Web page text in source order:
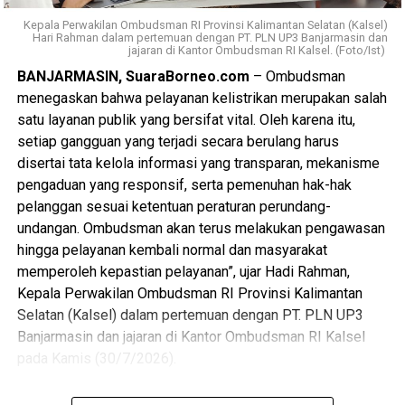
Views: 19
Bagikan ke
WhatsApp 0 Facebook 0
Messenger 0 Twitter/X 0
Kepala Perwakilan Ombudsman RI Provinsi Kalimantan Selatan (Kalsel)
Hari Rahman dalam pertemuan dengan PT. PLN UP3 Banjarmasin dan
jajaran di Kantor Ombudsman RI Kalsel. (Foto/Ist)
BANJARMASIN, SuaraBorneo.com – Ombudsman
menegaskan bahwa pelayanan kelistrikan merupakan salah
satu layanan publik yang bersifat vital. Oleh karena itu,
setiap gangguan yang terjadi secara berulang harus
disertai tata kelola informasi yang transparan, mekanisme
pengaduan yang responsif, serta pemenuhan hak-hak
pelanggan sesuai ketentuan peraturan perundang-
undangan. Ombudsman akan terus melakukan pengawasan
hingga pelayanan kembali normal dan masyarakat
memperoleh kepastian pelayanan”, ujar Hadi Rahman,
Kepala Perwakilan Ombudsman RI Provinsi Kalimantan
Selatan (Kalsel) dalam pertemuan dengan PT. PLN UP3
Banjarmasin dan jajaran di Kantor Ombudsman RI Kalsel
Perwakilan Ombudsman RI Kalsel meminta penjelasan dari